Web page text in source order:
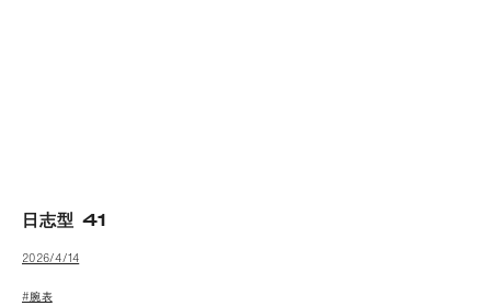
日志型 41
2026/4/14
#腕表